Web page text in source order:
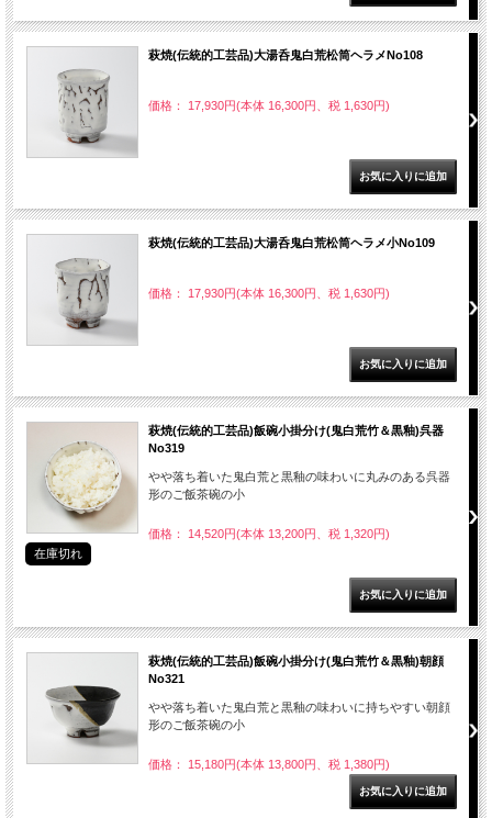
萩焼(伝統的工芸品)大湯呑鬼白荒松筒ヘラメNo108
価格： 17,930円(本体 16,300円、税 1,630円)
萩焼(伝統的工芸品)大湯呑鬼白荒松筒ヘラメ小No109
価格： 17,930円(本体 16,300円、税 1,630円)
萩焼(伝統的工芸品)飯碗小掛分け(鬼白荒竹＆黒釉)呉器
No319
やや落ち着いた鬼白荒と黒釉の味わいに丸みのある呉器
形のご飯茶碗の小
価格： 14,520円(本体 13,200円、税 1,320円)
在庫切れ
萩焼(伝統的工芸品)飯碗小掛分け(鬼白荒竹＆黒釉)朝顔
No321
やや落ち着いた鬼白荒と黒釉の味わいに持ちやすい朝顔
形のご飯茶碗の小
価格： 15,180円(本体 13,800円、税 1,380円)